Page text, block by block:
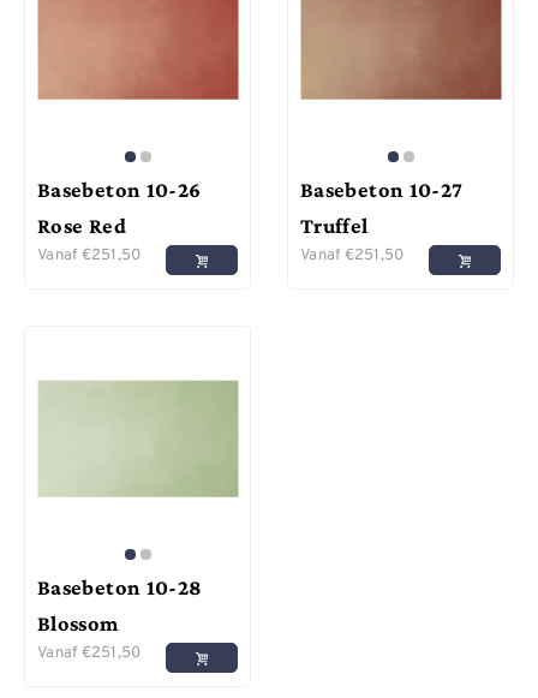
Basebeton 10-26
Rose Red
Vanaf €251,50
Basebeton 10-27
Truffel
Vanaf €251,50
Basebeton 10-28
Blossom
Vanaf €251,50